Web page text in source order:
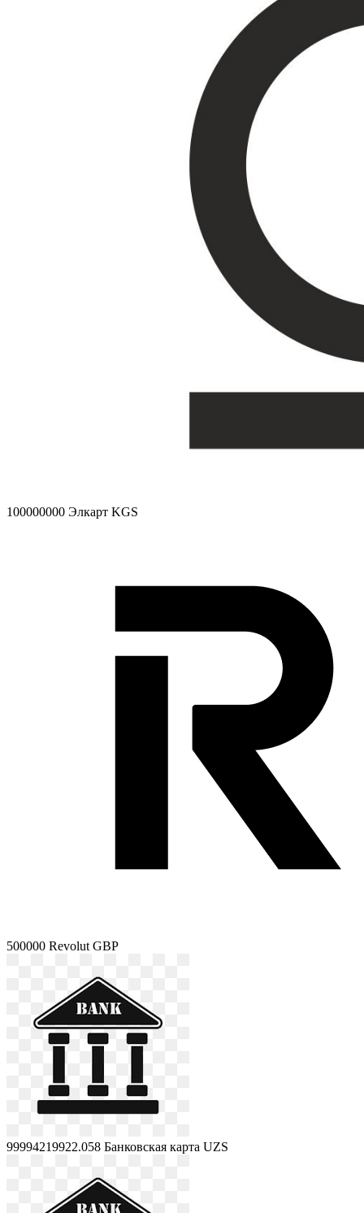
100000000 Элкарт KGS
500000 Revolut GBP
99994219922.058 Банковская карта UZS